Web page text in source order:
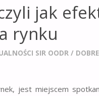
jak
rynku
SIR OODR/
jest miejscem